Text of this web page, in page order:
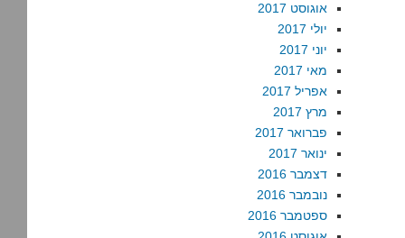
אוגוסט 2017
יולי 2017
יוני 2017
מאי 2017
אפריל 2017
מרץ 2017
פברואר 2017
ינואר 2017
דצמבר 2016
נובמבר 2016
ספטמבר 2016